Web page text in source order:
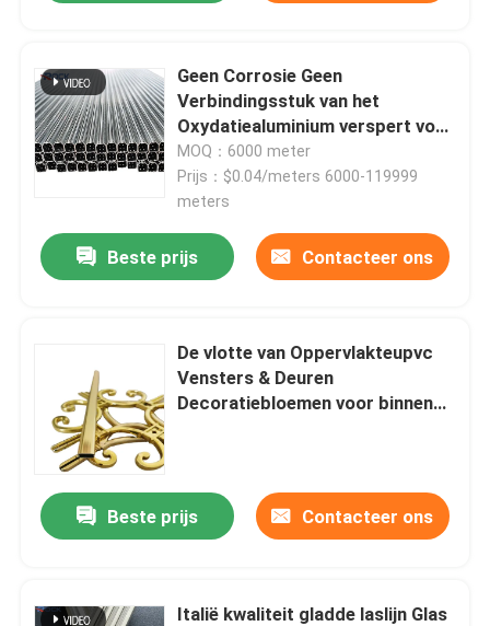
Geen Corrosie Geen
Verbindingsstuk van het
Oxydatiealuminium verspert voor
Dubbele Verglaasde Eenheden
MOQ：6000 meter
Prijs：$0.04/meters 6000-119999
meters
Beste prijs Contacteer ons
De vlotte van Oppervlakteupvc
Vensters & Deuren
Decoratiebloemen voor binnen
Beste prijs Contacteer ons
Italië kwaliteit gladde laslijn Glas